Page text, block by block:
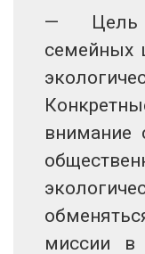
— Цель
семейных
внимание
миссии